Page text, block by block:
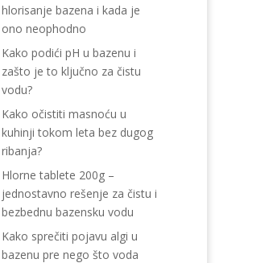
hlorisanje bazena i kada je
ono neophodno
Kako podići pH u bazenu i
zašto je to ključno za čistu
vodu?
Kako očistiti masnoću u
kuhinji tokom leta bez dugog
ribanja?
Hlorne tablete 200g –
jednostavno rešenje za čistu i
bezbednu bazensku vodu
Kako sprečiti pojavu algi u
bazenu pre nego što voda